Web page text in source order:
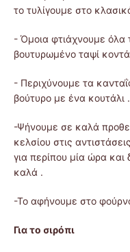
το τυλίγουμε στο
- Όμοια φτιάχνουμε
βουτυρωμένο ταψί
- Περιχύνουμε τα
βούτυρο με ένα κουτάλι .
-Ψήνουμε σε καλά
κελσίου στις
για περίπου μία ώρα
καλά .
-Το αφήνουμε στο
Για το σιρόπι